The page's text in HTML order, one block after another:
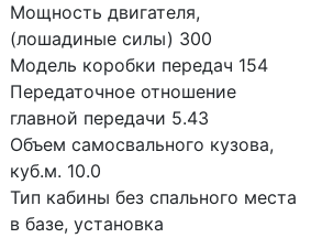
Мощность двигателя,
(лошадиные силы) 300
Модель коробки передач 154
Передаточное отношение
главной передачи 5.43
Объем самосвального кузова,
куб.м. 10.0
Тип кабины без спального места
в базе, установка